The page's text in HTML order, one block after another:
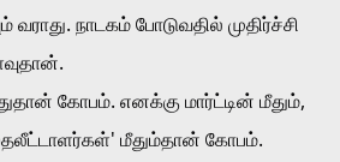
வராது. நாடகம் போடுவதில் முதிர்ச்சி
கோபம். எனக்கு மார்ட்டின் மீதும்,
மீதும்தான் கோபம்.